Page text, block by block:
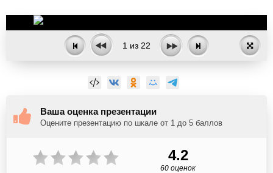
1 из 22
Ваша оценка презентации
Оцените презентацию по шкале от 1 до 5 баллов
4.2
60 оценок